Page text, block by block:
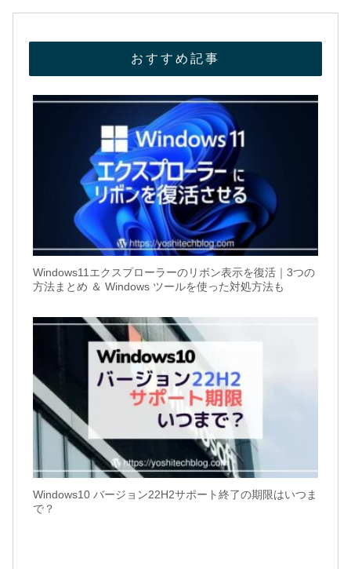
おすすめ記事
Windows11エクスプローラーのリボン表示を復活｜3つの
方法まとめ ＆ Windows ツールを使った対処方法も
Windows10 バージョン22H2サポート終了の期限はいつま
で？